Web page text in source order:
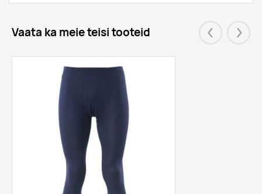
Vaata ka meie teisi tooteid Eelmised